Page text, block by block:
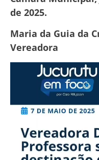
de 2025.
Maria da Guia da
Vereadora
Tocador